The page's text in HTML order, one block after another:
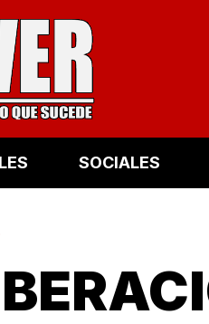
SOCIALES